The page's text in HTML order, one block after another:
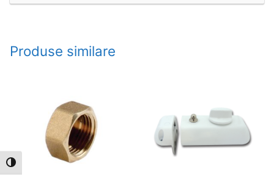
Toggle High Contrast
Produse similare